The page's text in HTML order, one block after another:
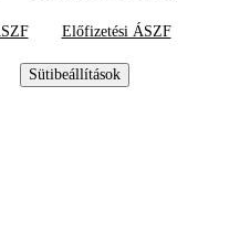
Előfizetési ÁSZF
Sütibeállítások